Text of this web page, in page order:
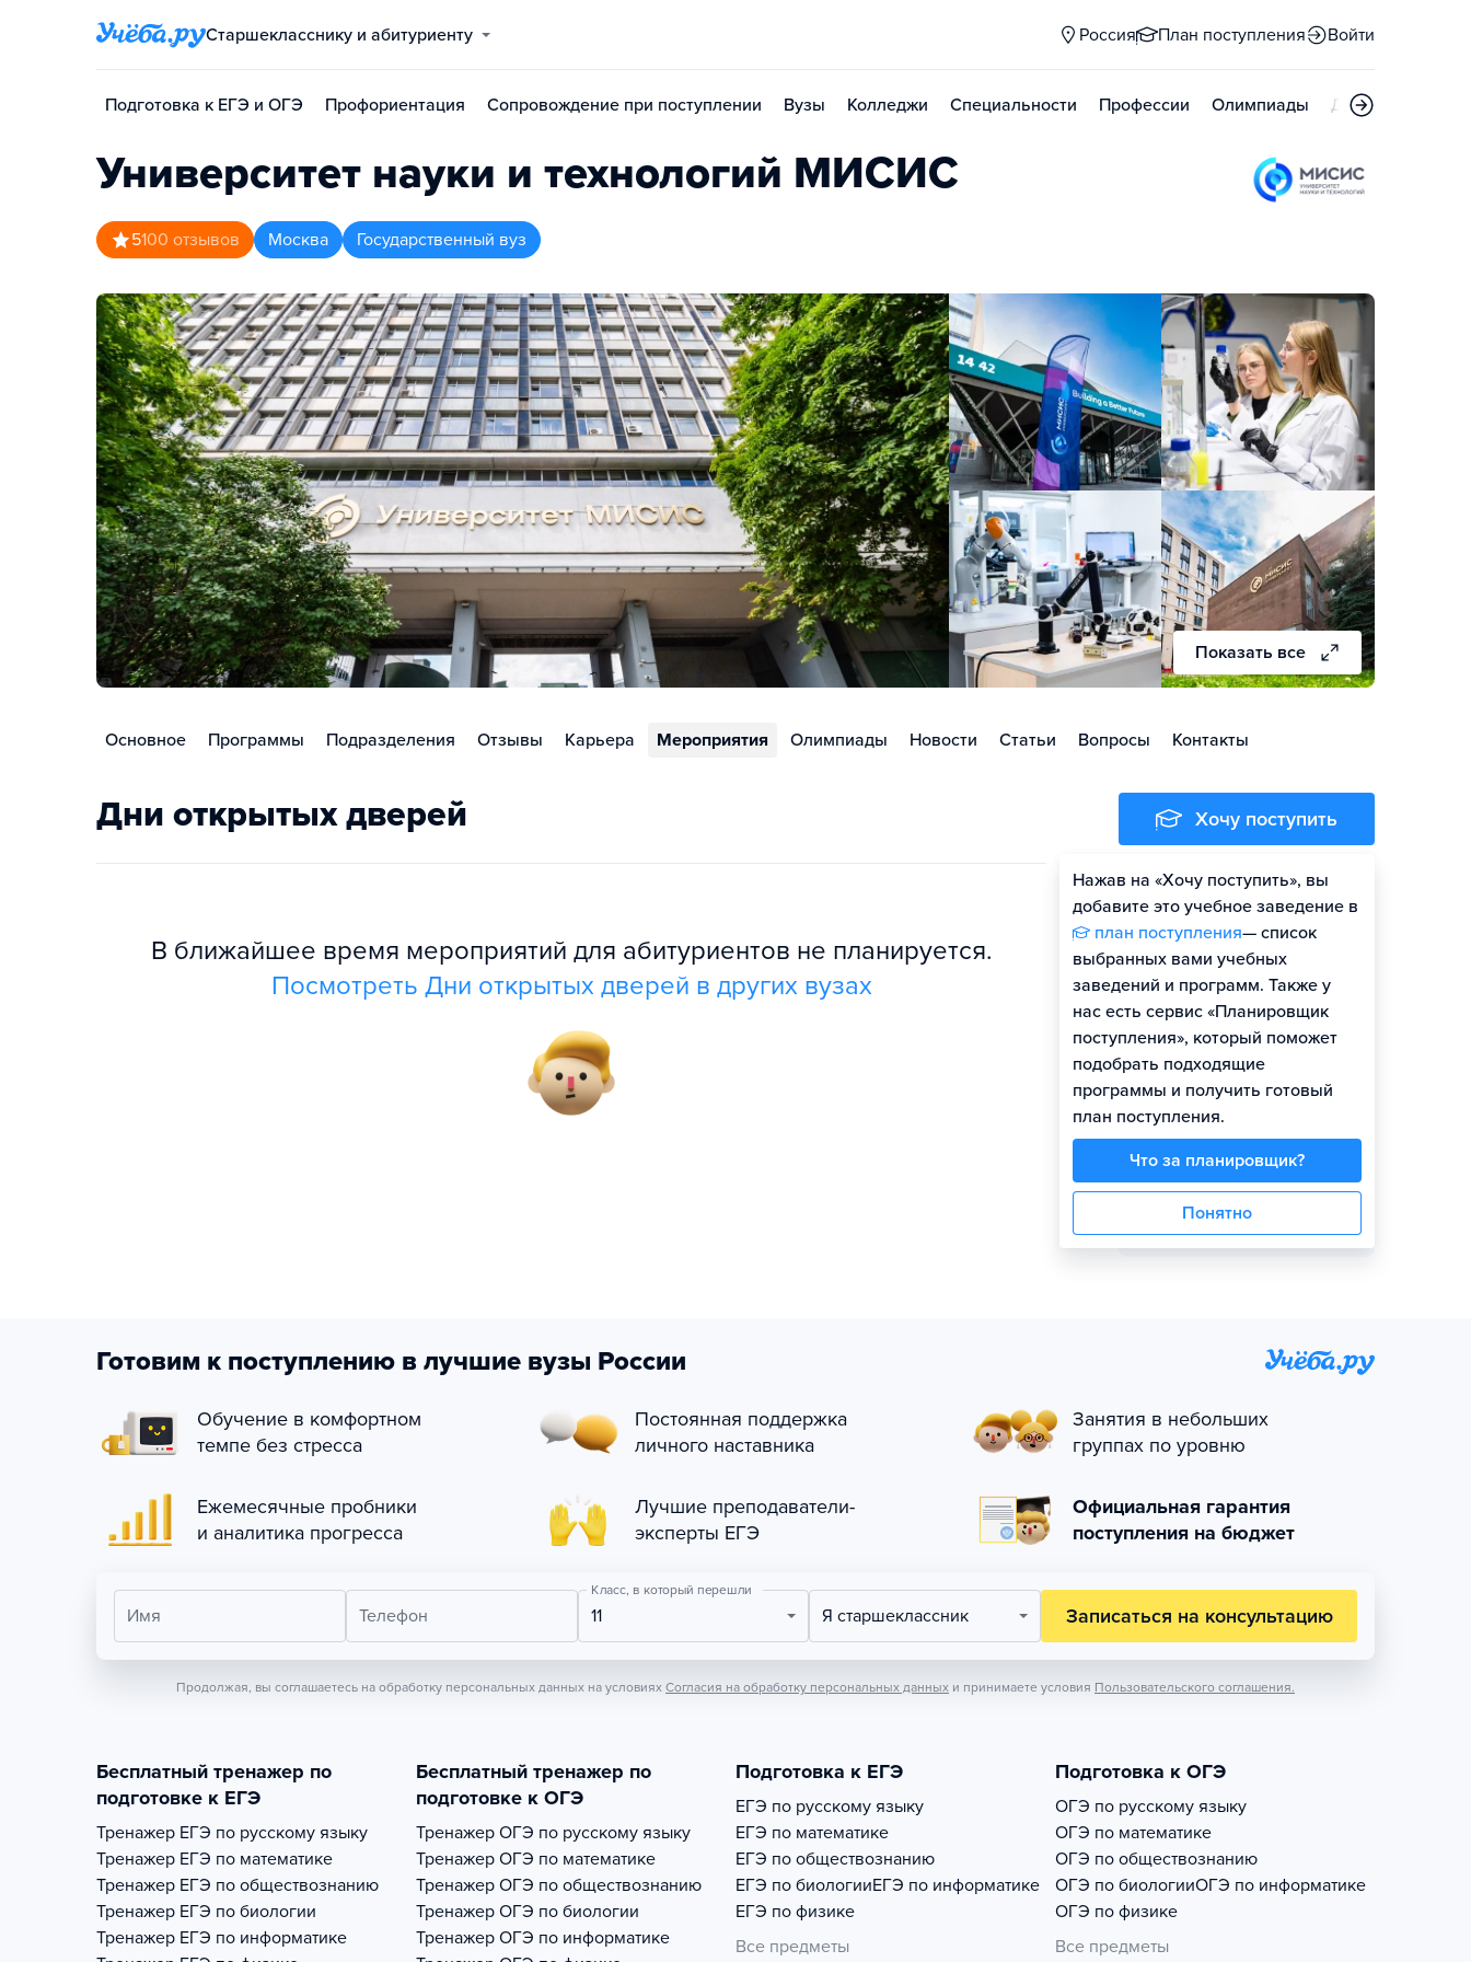
Старшекласснику и абитуриенту Россия План поступления Войти
Подготовка к ЕГЭ и ОГЭ Профориентация Сопровождение при поступлении Вузы Колледжи Специальности Профессии Олимпиады Дни открытых
Университет науки и технологий МИСИС
5100 отзывов Москва Государственный вуз
Показать все
Основное Программы Подразделения Отзывы Карьера Мероприятия Олимпиады Новости Статьи Вопросы Контакты
Дни открытых дверей
В ближайшее время мероприятий для абитуриентов не планируется.
Посмотреть Дни открытых дверей в других вузах
Хочу поступить
Нажав на «Хочу поступить», вы
добавите это учебное заведение в
план поступления— список
выбранных вами учебных
заведений и программ. Также у
нас есть сервис «Планировщик
поступления», который поможет
подобрать подходящие
программы и получить готовый
план поступления.
Что за планировщик?
Понятно
Оценить шансы
Представитель вуза
Мария
Задать вопрос
Готовим к поступлению в лучшие вузы России
Обучение в комфортном
темпе без стресса
Постоянная поддержка
личного наставника
Занятия в небольших
группах по уровню
Ежемесячные пробники
и аналитика прогресса
Лучшие преподаватели-
эксперты ЕГЭ
Официальная гарантия
поступления на бюджет
Имя Телефон
Класс, в который перешли
11 Я старшеклассник Записаться на консультацию
Продолжая, вы соглашаетесь на обработку персональных данных на условиях Согласия на обработку персональных данных и принимаете условия Пользовательского соглашения.
Бесплатный тренажер по
подготовке к ЕГЭ
Тренажер ЕГЭ по русскому языку
Тренажер ЕГЭ по математике
Тренажер ЕГЭ по обществознанию
Тренажер ЕГЭ по биологии
Тренажер ЕГЭ по информатике
Бесплатный тренажер по
подготовке к ОГЭ
Тренажер ОГЭ по русскому языку
Тренажер ОГЭ по математике
Тренажер ОГЭ по обществознанию
Тренажер ОГЭ по биологии
Тренажер ОГЭ по информатике
Подготовка к ЕГЭ
ЕГЭ по русскому языку
ЕГЭ по математике
ЕГЭ по обществознанию
ЕГЭ по биологииЕГЭ по информатике
ЕГЭ по физике
Все предметы
Подготовка к ОГЭ
ОГЭ по русскому языку
ОГЭ по математике
ОГЭ по обществознанию
ОГЭ по биологииОГЭ по информатике
ОГЭ по физике
Все предметы